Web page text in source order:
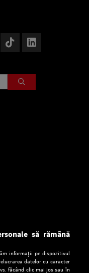
pentru smartphone:
să rămână
informații pe dispozitivul
datelor cu caracter
făcând clic mai jos sau în